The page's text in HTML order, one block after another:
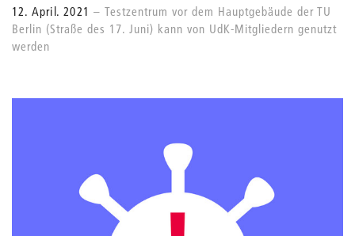
12. April. 2021
Testzentrum vor dem Hauptgebäude der TU
Berlin (Straße des 17. Juni) kann von UdK-Mitgliedern genutzt
werden